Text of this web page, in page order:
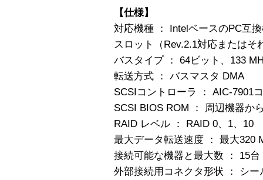
【仕様】
対応機種 ： IntelベースのPC互
スロット（Rev.2.1対応またはそ
バスタイプ ： 64ビット、133
転送方式 ： バスマスタ DMA
SCSIコントローラ ： AIC-7901
SCSI BIOS ROM ： 周辺機器か
RAID レベル ： RAID 0、1、10
最大データ転送速度 ： 最大320
接続可能な機器と最大数 ： 15台
外部接続用コネクタ形状 ： シ